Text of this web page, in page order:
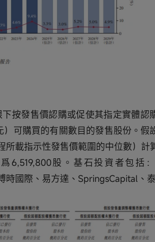
按發售價認購或促使其指定實體認
）可購買的有關數目的發售股份。假
所載指示性發售價範圍的中位數）計
6,519,800股。基石投資者包括：
時國際、易方達、SpringsCapital、